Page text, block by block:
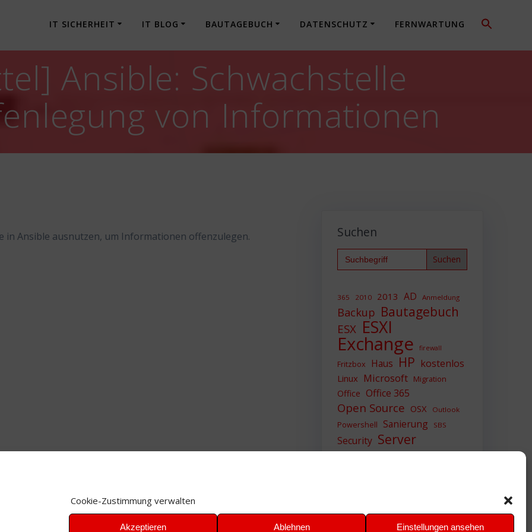
Cookie-Zustimmung verwalten
Akzeptieren Ablehnen Einstellungen ansehen
IT SICHERHEIT IT BLOG BAUTAGEBUCH DATENSCHUTZ FERNWARTUNG
Ansible: Schwachstelle
von Informationen
in Ansible ausnutzen, um Informationen offenzulegen. Suchen
Search
for:
365 2010 2013 AD Anmeldung
Backup Bautagebuch
ESX ESXI
Exchange firewall
Fritzbox Haus HP kostenlos
Linux Microsoft Migration
Office Office 365
Open Source OSX Outlook
Powershell Sanierung SBS
Security Server
Sicherheit SIEM
VMWare VPN WAZUH